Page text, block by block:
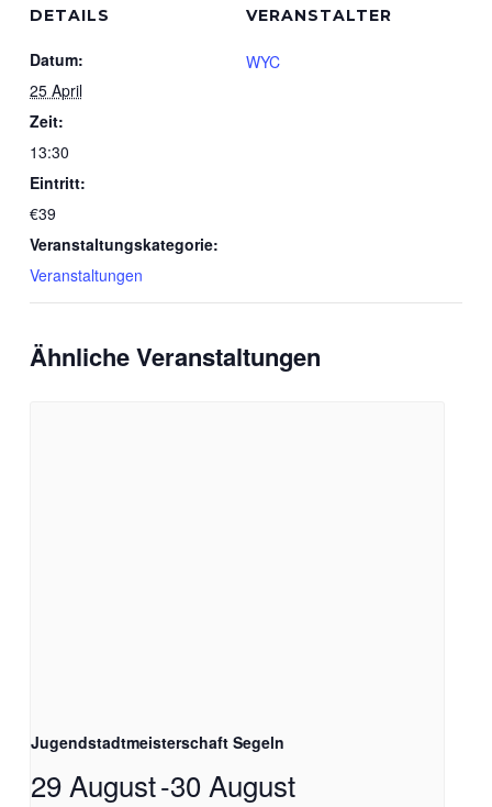
DETAILS
Datum:
25 April
Zeit:
13:30
Eintritt:
€39
Veranstaltungskategorie:
Veranstaltungen
VERANSTALTER
WYC
Ähnliche Veranstaltungen
Jugendstadtmeisterschaft Segeln
29 August-30 August